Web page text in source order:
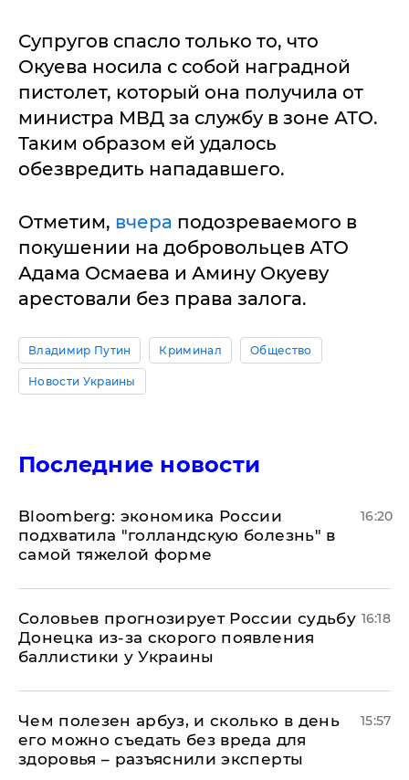
Супругов спасло только то, что
Окуева носила с собой наградной
пистолет, который она получила от
министра МВД за службу в зоне АТО.
Таким образом ей удалось
обезвредить нападавшего.
Отметим, вчера подозреваемого в
покушении на добровольцев АТО
Адама Осмаева и Амину Окуеву
арестовали без права залога.
Владимир Путин Криминал Общество
Новости Украины
Последние новости
Bloomberg: экономика России
подхватила "голландскую болезнь" в
самой тяжелой форме
16:20
Соловьев прогнозирует России судьбу
Донецка из-за скорого появления
баллистики у Украины
16:18
Чем полезен арбуз, и сколько в день
его можно съедать без вреда для
здоровья – разъяснили эксперты
15:57